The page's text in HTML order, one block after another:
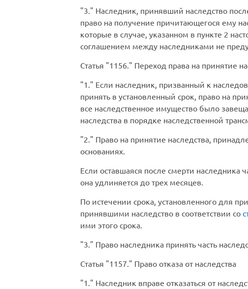
3.
Наследник, принявший наследство
право на получение причитающегося ему
которые в случае, указанном в пункте 2
соглашением между наследниками не
Статья
1156.
Переход права на принятие
1.
Если наследник, призванный к
принять в установленный срок, право на
все наследственное имущество было
наследства в порядке наследственной
2.
Право на принятие наследства,
основаниях.
Если оставшаяся после смерти наследника
она удлиняется до трех месяцев.
По истечении срока, установленного для
принявшими наследство в соответствии со
ими этого срока.
3.
Право наследника принять часть
Статья
1157.
Право отказа от наследства
1.
Наследник вправе отказаться от